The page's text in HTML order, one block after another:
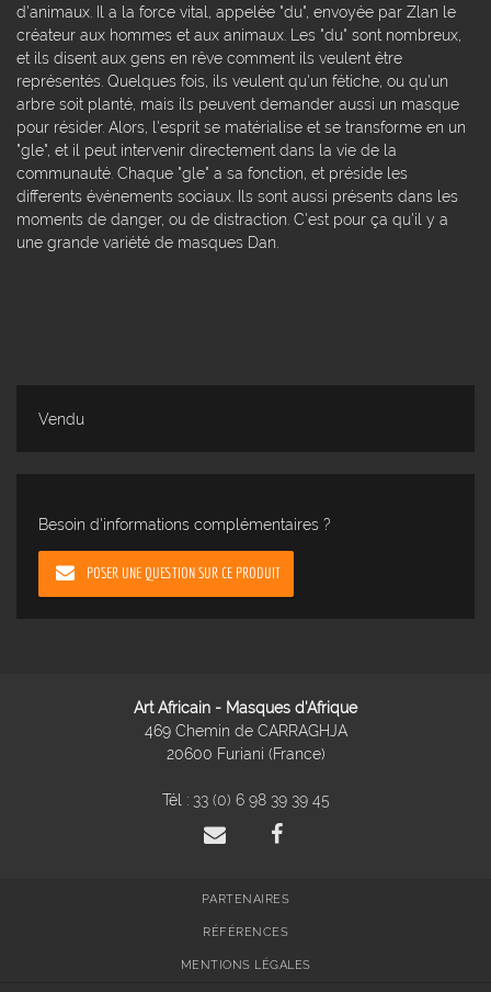
d'animaux. Il a la force vital, appelée "du", envoyée par Zlan le
créateur aux hommes et aux animaux. Les "du" sont nombreux,
et ils disent aux gens en rêve comment ils veulent être
représentés. Quelques fois, ils veulent qu'un fétiche, ou qu'un
arbre soit planté, mais ils peuvent demander aussi un masque
pour résider. Alors, l'esprit se matérialise et se transforme en un
"gle", et il peut intervenir directement dans la vie de la
communauté. Chaque "gle" a sa fonction, et préside les
differents événements sociaux. Ils sont aussi présents dans les
moments de danger, ou de distraction. C'est pour ça qu'il y a
une grande variété de masques Dan.
Vendu
Besoin d'informations complémentaires ?
POSER UNE QUESTION SUR CE PRODUIT
Art Africain - Masques d'Afrique
469 Chemin de CARRAGHJA
20600 Furiani (France)
Tél : 33 (0) 6 98 39 39 45
PARTENAIRES
RÉFÉRENCES
MENTIONS LÉGALES